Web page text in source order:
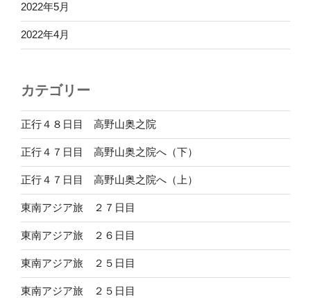
2022年5月
2022年4月
カテゴリー
正行４８日目 高野山奥之院
正行４７日目 高野山奥之院へ（下）
正行４７日目 高野山奥之院へ（上）
東南アジア旅 ２７日目
東南アジア旅 ２６日目
東南アジア旅 ２５日目
東南アジア旅 ２５日目